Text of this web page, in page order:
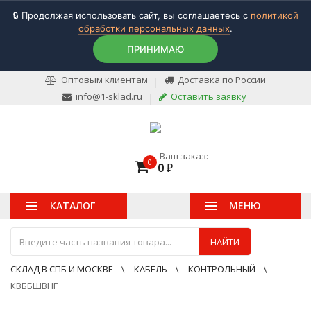
🔒 Продолжая использовать сайт, вы соглашаетесь с политикой
обработки персональных данных.
ПРИНИМАЮ
Оптовым клиентам
Доставка по России
info@1-sklad.ru
Оставить заявку
0 Ваш заказ:
0₽
КАТАЛОГ
НАЙТИ
МЕНЮ
СКЛАД В СПБ И МОСКВЕ КАБЕЛЬ
КОНТРОЛЬНЫЙ
КВББШВНГ